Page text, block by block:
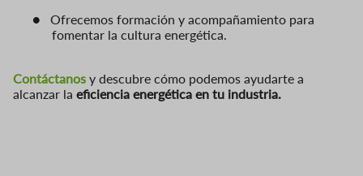
●
Ofrecemos formación y acompañamiento para
fomentar la cultura energética.
Contáctanos y descubre cómo podemos ayudarte a
alcanzar la eficiencia energética en tu industria.